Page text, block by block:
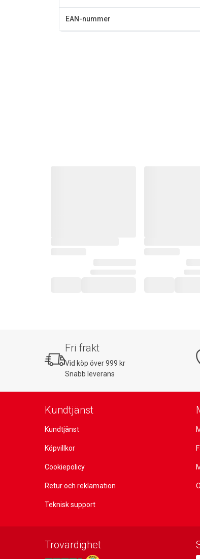
EAN-nummer
Fri frakt
Vid köp över 999 kr
Snabb leverans
Kundtjänst
Kundtjänst
Köpvillkor
Cookiepolicy
Retur och reklamation
Teknisk support
Trovärdighet